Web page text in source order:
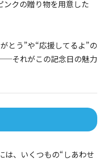
ンクの贈り物を用意した
とう”や“応援してるよ”の
それがこの記念日の魅力
は、いくつもの“しあわせ